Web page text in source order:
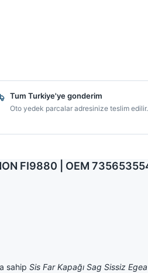
Tum Turkiye'ye gonderim
Oto yedek parcalar adresinize teslim edilir.
FI9880 | OEM
sahip Sis Far Kapağı Sag Sissiz